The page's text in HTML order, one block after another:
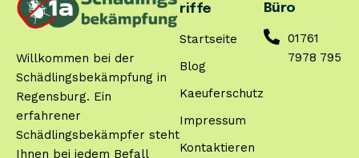
Willkommen bei der
Schädlingsbekämpfung in
Regensburg. Ein
erfahrener
Schädlingsbekämpfer steht
Ihnen bei jedem Befall
riffe
Startseite
Blog
Kaeuferschutz
Impressum
Kontaktieren
Büro
01761
7978 795